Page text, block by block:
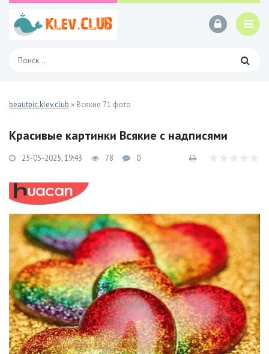
beautpic.klev.club » Всякие 71 фото
Красивые картинки Всякие с надписями
25-05-2025, 19:43 78 0